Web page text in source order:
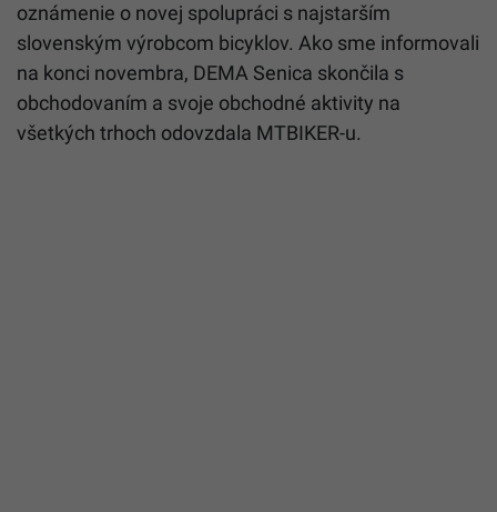
oznámenie o novej spolupráci s najstarším
slovenským výrobcom bicyklov. Ako sme informovali
na konci novembra, DEMA Senica skončila s
obchodovaním a svoje obchodné aktivity na
všetkých trhoch odovzdala MTBIKER-u.